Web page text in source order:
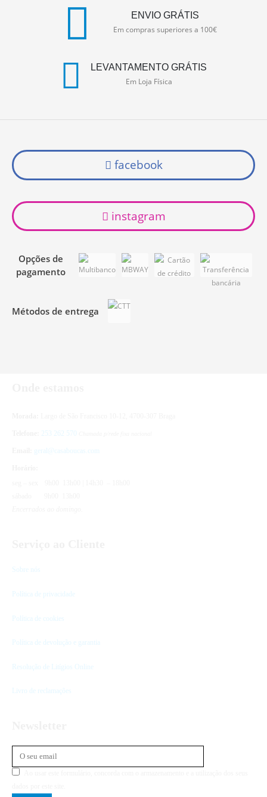
ENVIO GRÁTIS
Em compras superiores a 100€
LEVANTAMENTO GRÁTIS
Em Loja Física
facebook
instagram
Opções de
pagamento
Métodos de entrega
253 262 570
geral@casaboucas.com
Sobre nós
Política de privacidade
Política de cookies
Política de devolução e garantia
Resolução de Litígios Online
Livro de reclamações